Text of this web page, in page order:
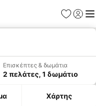
Επισκέπτες & δωμάτια
2 πελάτες, 1 δωμάτιο
Χάρτης